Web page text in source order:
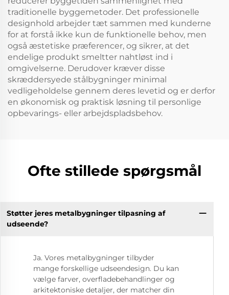
traditionelle byggemetoder. Det professionelle
designhold arbejder tæt sammen med kunderne
for at forstå ikke kun de funktionelle behov, men
også æstetiske præferencer, og sikrer, at det
endelige produkt smeltter nahtløst ind i
omgivelserne. Derudover kræver disse
skræddersyede stålbygninger minimal
vedligeholdelse gennem deres levetid og er derfor
en økonomisk og praktisk løsning til personlige
opbevarings- eller arbejdspladsbehov.
Ofte stillede spørgsmål
Støtter jeres metalbygninger tilpasning af
udseende?
Ja. Vores metalbygninger tilbyder
mange forskellige udseendesign. Du kan
vælge farver, overfladebehandlinger og
arkitektoniske detaljer, der matcher din